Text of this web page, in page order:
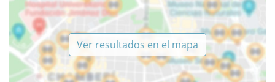
Ver resultados en el mapa